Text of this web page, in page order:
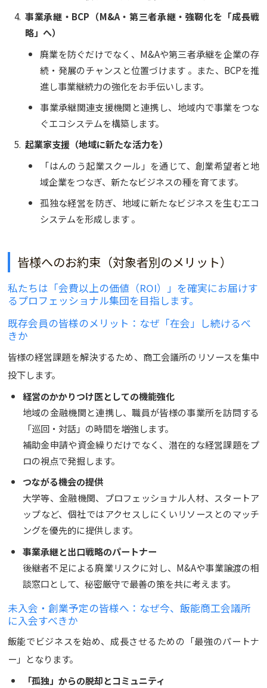
事業承継・BCP（M&A・第三者承継・強靭化を「成長戦
略」へ）
廃業を防ぐだけでなく、M&Aや第三者承継を企業の存
続・発展のチャンスと位置づけます 。また、BCPを推
進し事業継続力の強化をお手伝いします。
事業承継関連支援機関と連携し、地域内で事業をつな
ぐエコシステムを構築します。
起業家支援（地域に新たな活力を）
「はんのう起業スクール」を通じて、創業希望者と地
域企業をつなぎ、新たなビジネスの種を育てます。
孤独な経営を防ぎ、地域に新たなビジネスを生むエコ
システムを形成します 。
皆様へのお約束（対象者別のメリット）
私たちは「会費以上の価値（ROI）」を確実にお届けす
るプロフェッショナル集団を目指します。
既存会員の皆様のメリット：なぜ「在会」し続けるべ
きか
皆様の経営課題を解決するため、商工会議所のリソースを集中
投下します。
経営のかかりつけ医としての機能強化
地域の金融機関と連携し、職員が皆様の事業所を訪問する
「巡回・対話」の時間を増強します。
補助金申請や資金繰りだけでなく、潜在的な経営課題をプ
ロの視点で発掘します。
つながる機会の提供
大学等、金融機関、プロフェッショナル人材、スタートア
ップなど、個社ではアクセスしにくいリソースとのマッチ
ングを優先的に提供します。
事業承継と出口戦略のパートナー
後継者不足による廃業リスクに対し、M&Aや事業譲渡の相
談窓口として、秘密厳守で最善の策を共に考えます。
未入会・創業予定の皆様へ：なぜ今、飯能商工会議所
に入会すべきか
飯能でビジネスを始め、成長させるための「最強のパートナ
ー」となります。
「孤独」からの脱却とコミュニティ